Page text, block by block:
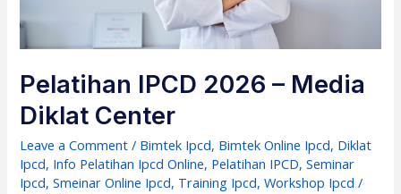
Pelatihan IPCD 2026 – Media
Diklat Center
Leave a Comment / Bimtek Ipcd, Bimtek Online Ipcd, Diklat
Ipcd, Info Pelatihan Ipcd Online, Pelatihan IPCD,Seminar
Ipcd,Smeinar Online Ipcd, Training Ipcd,Workshop Ipcd /